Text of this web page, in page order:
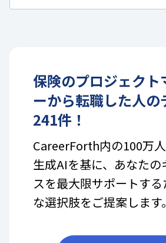
保険のプロジェクト
ーから転職した人の
241件！
CareerForth内の100万
生成AIを基に、あなたの
スを最大限サポートす
な選択肢をご提案します。